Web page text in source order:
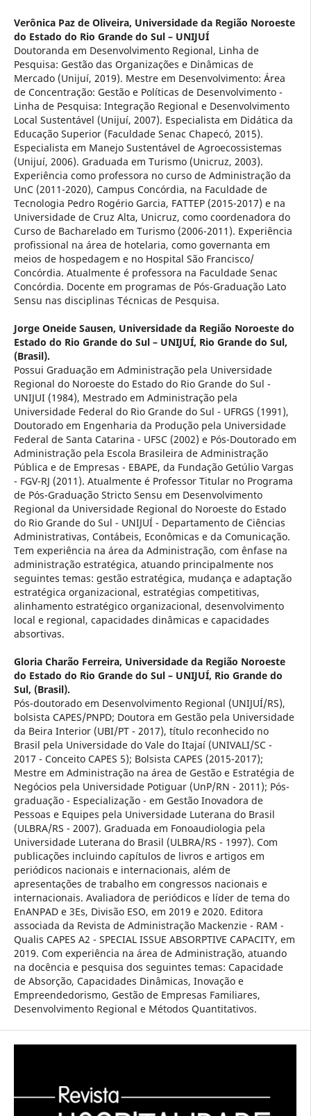
Verônica Paz de Oliveira, Universidade da Região Noroeste
do Estado do Rio Grande do Sul – UNIJUÍ
Doutoranda em Desenvolvimento Regional, Linha de
Pesquisa: Gestão das Organizações e Dinâmicas de
Mercado (Unijuí, 2019). Mestre em Desenvolvimento: Área
de Concentração: Gestão e Políticas de Desenvolvimento -
Linha de Pesquisa: Integração Regional e Desenvolvimento
Local Sustentável (Unijuí, 2007). Especialista em Didática da
Educação Superior (Faculdade Senac Chapecó, 2015).
Especialista em Manejo Sustentável de Agroecossistemas
(Unijuí, 2006). Graduada em Turismo (Unicruz, 2003).
Experiência como professora no curso de Administração da
UnC (2011-2020), Campus Concórdia, na Faculdade de
Tecnologia Pedro Rogério Garcia, FATTEP (2015-2017) e na
Universidade de Cruz Alta, Unicruz, como coordenadora do
Curso de Bacharelado em Turismo (2006-2011). Experiência
profissional na área de hotelaria, como governanta em
meios de hospedagem e no Hospital São Francisco/
Concórdia. Atualmente é professora na Faculdade Senac
Concórdia. Docente em programas de Pós-Graduação Lato
Sensu nas disciplinas Técnicas de Pesquisa.
Jorge Oneide Sausen, Universidade da Região Noroeste do
Estado do Rio Grande do Sul – UNIJUÍ, Rio Grande do Sul,
(Brasil).
Possui Graduação em Administração pela Universidade
Regional do Noroeste do Estado do Rio Grande do Sul -
UNIJUI (1984), Mestrado em Administração pela
Universidade Federal do Rio Grande do Sul - UFRGS (1991),
Doutorado em Engenharia da Produção pela Universidade
Federal de Santa Catarina - UFSC (2002) e Pós-Doutorado em
Administração pela Escola Brasileira de Administração
Pública e de Empresas - EBAPE, da Fundação Getúlio Vargas
- FGV-RJ (2011). Atualmente é Professor Titular no Programa
de Pós-Graduação Stricto Sensu em Desenvolvimento
Regional da Universidade Regional do Noroeste do Estado
do Rio Grande do Sul - UNIJUÍ - Departamento de Ciências
Administrativas, Contábeis, Econômicas e da Comunicação.
Tem experiência na área da Administração, com ênfase na
administração estratégica, atuando principalmente nos
seguintes temas: gestão estratégica, mudança e adaptação
estratégica organizacional, estratégias competitivas,
alinhamento estratégico organizacional, desenvolvimento
local e regional, capacidades dinâmicas e capacidades
absortivas.
Gloria Charão Ferreira, Universidade da Região Noroeste
do Estado do Rio Grande do Sul – UNIJUÍ, Rio Grande do
Sul, (Brasil).
Pós-doutorado em Desenvolvimento Regional (UNIJUÍ/RS),
bolsista CAPES/PNPD; Doutora em Gestão pela Universidade
da Beira Interior (UBI/PT - 2017), título reconhecido no
Brasil pela Universidade do Vale do Itajaí (UNIVALI/SC -
2017 - Conceito CAPES 5); Bolsista CAPES (2015-2017);
Mestre em Administração na área de Gestão e Estratégia de
Negócios pela Universidade Potiguar (UnP/RN - 2011); Pós-
graduação - Especialização - em Gestão Inovadora de
Pessoas e Equipes pela Universidade Luterana do Brasil
(ULBRA/RS - 2007). Graduada em Fonoaudiologia pela
Universidade Luterana do Brasil (ULBRA/RS - 1997). Com
publicações incluindo capítulos de livros e artigos em
periódicos nacionais e internacionais, além de
apresentações de trabalho em congressos nacionais e
internacionais. Avaliadora de periódicos e líder de tema do
EnANPAD e 3Es, Divisão ESO, em 2019 e 2020. Editora
associada da Revista de Administração Mackenzie - RAM -
Qualis CAPES A2 - SPECIAL ISSUE ABSORPTIVE CAPACITY, em
2019. Com experiência na área de Administração, atuando
na docência e pesquisa dos seguintes temas: Capacidade
de Absorção, Capacidades Dinâmicas, Inovação e
Empreendedorismo, Gestão de Empresas Familiares,
Desenvolvimento Regional e Métodos Quantitativos.